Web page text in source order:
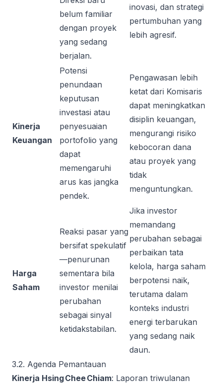
belum familiar
dengan proyek
yang sedang
berjalan.
inovasi, dan strategi
pertumbuhan yang
lebih agresif.
Kinerja
Keuangan
Potensi
penundaan
keputusan
investasi atau
penyesuaian
portofolio yang
dapat
memengaruhi
arus kas jangka
pendek.
Pengawasan lebih
ketat dari Komisaris
dapat meningkatkan
disiplin keuangan,
mengurangi risiko
kebocoran dana
atau proyek yang
tidak
menguntungkan.
Harga
Saham
Reaksi pasar yang
bersifat spekulatif
—penurunan
sementara bila
investor menilai
perubahan
sebagai sinyal
ketidakstabilan.
Jika investor
memandang
perubahan sebagai
perbaikan tata
kelola, harga saham
berpotensi naik,
terutama dalam
konteks industri
energi terbarukan
yang sedang naik
daun.
3.2. Agenda Pemantauan
Kinerja Hsing Chee Chiam: Laporan triwulanan